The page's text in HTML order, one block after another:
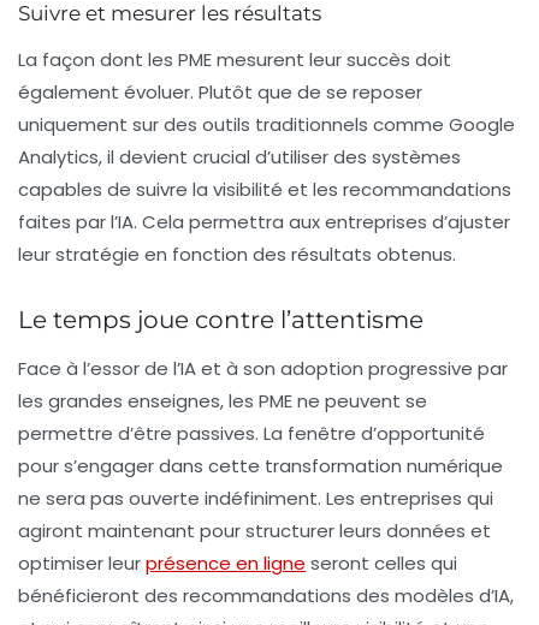
Suivre et mesurer les résultats
La façon dont les PME mesurent leur succès doit
également évoluer. Plutôt que de se reposer
uniquement sur des outils traditionnels comme Google
Analytics, il devient crucial d’utiliser des systèmes
capables de suivre la visibilité et les recommandations
faites par l’IA. Cela permettra aux entreprises d’ajuster
leur stratégie en fonction des résultats obtenus.
Le temps joue contre l’attentisme
Face à l’essor de l’IA et à son adoption progressive par
les grandes enseignes, les PMEne peuvent se
permettre d’être passives. La fenêtre d’opportunité
pour s’engager dans cette transformation numérique
ne sera pas ouverte indéfiniment. Les entreprises qui
agiront maintenant pour structurer leurs données et
optimiser leurprésence en ligne seront celles qui
bénéficieront des recommandations des modèles d’IA,